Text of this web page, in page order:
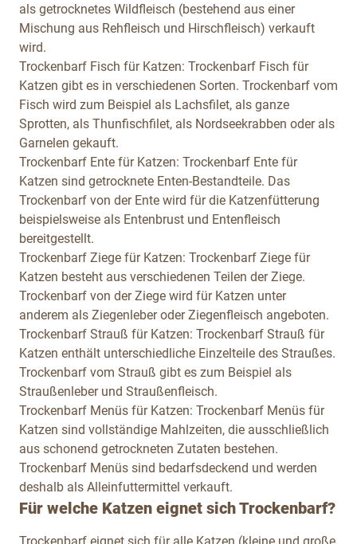
als getrocknetes Wildfleisch (bestehend aus einer
Mischung aus Rehfleisch und Hirschfleisch) verkauft
wird.
Trockenbarf Fisch für Katzen: Trockenbarf Fisch für
Katzen gibt es in verschiedenen Sorten. Trockenbarf vom
Fisch wird zum Beispiel als Lachsfilet, als ganze
Sprotten, als Thunfischfilet, als Nordseekrabben oder als
Garnelen gekauft.
Trockenbarf Ente für Katzen: Trockenbarf Ente für
Katzen sind getrocknete Enten-Bestandteile. Das
Trockenbarf von der Ente wird für die Katzenfütterung
beispielsweise als Entenbrust und Entenfleisch
bereitgestellt.
Trockenbarf Ziege für Katzen: Trockenbarf Ziege für
Katzen besteht aus verschiedenen Teilen der Ziege.
Trockenbarf von der Ziege wird für Katzen unter
anderem als Ziegenleber oder Ziegenfleisch angeboten.
Trockenbarf Strauß für Katzen: Trockenbarf Strauß für
Katzen enthält unterschiedliche Einzelteile des Straußes.
Trockenbarf vom Strauß gibt es zum Beispiel als
Straußenleber und Straußenfleisch.
Trockenbarf Menüs für Katzen: Trockenbarf Menüs für
Katzen sind vollständige Mahlzeiten, die ausschließlich
aus schonend getrockneten Zutaten bestehen.
Trockenbarf Menüs sind bedarfsdeckend und werden
deshalb als Alleinfuttermittel verkauft.
Für welche Katzen eignet sich Trockenbarf?
Trockenbarf eignet sich für alle Katzen (kleine und große